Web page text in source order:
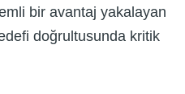
bir avantaj yakalayan
doğrultusunda kritik